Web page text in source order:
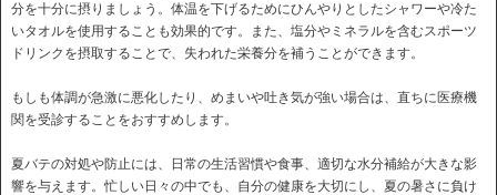
分を十分に摂りましょう。体温を下げるためにひんやりとしたシャワーや冷た
いタオルを使用することも効果的です。また、塩分やミネラルを含むスポーツ
ドリンクを摂取することで、失われた栄養分を補うことができます。
もしも体調が急激に悪化したり、めまいや吐き気が強い場合は、直ちに医療機
関を受診することをおすすめします。
夏バテの対処や防止には、日常の生活習慣や食事、適切な水分補給が大きな影
響を与えます。忙しい日々の中でも、自分の健康を大切にし、夏の暑さに負け